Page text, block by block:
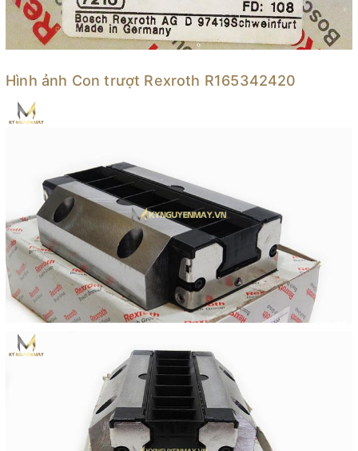
Hình ảnh Con trượt Rexroth R165342420